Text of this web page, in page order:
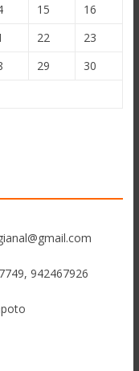
15
16
22
23
29
30
942467926